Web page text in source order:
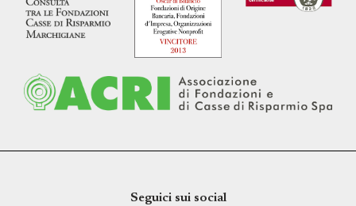
Seguici sui social